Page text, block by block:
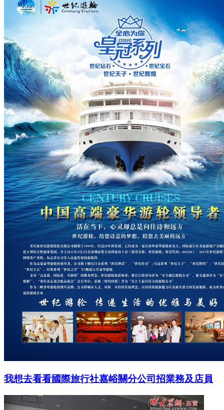
我想去看看國際旅行社嘉峪關分公司招業務及店員